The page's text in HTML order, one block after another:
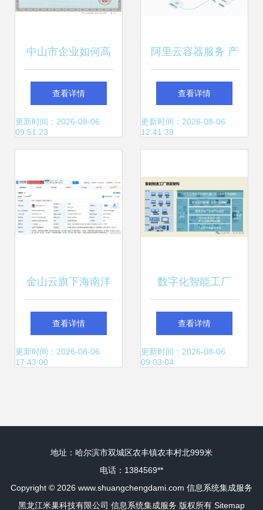
中山市企业如何高
效办理系统集成资
质与信息系统建设
查看详情
更新时间：2026-08-06
09:51:23
阿里云容器服务 产
品优势与信息系统
集成应用场景解析
查看详情
更新时间：2026-08-06
12:41:39
金山云旗下海南洋
浦信息科技公司完
成增资，注册资本
信息系统集成服务
查看详情
更新时间：2026-08-06
17:43:00
数字化智能工厂
MES项目实施建设
方案 PLM、NX、
集成
查看详情
更新时间：2026-08-06
09:03:04
地址：哈尔滨市双城区农丰镇农丰村北999米
电话：1384569**
Copyright © 2026 www.shuangchengdami.com 信息系统集成服务
黑龙江米巢科技有限公司 信息系统集成服务 版权所有 Sitemap